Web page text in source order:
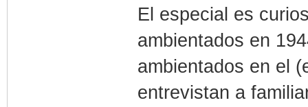
El especial es
ambientados en
ambientados en el
entrevistan a